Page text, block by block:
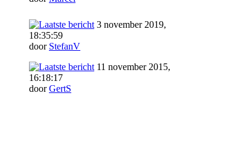
3 november 2019,
18:35:59
door StefanV
11 november 2015,
16:18:17
doorGertS